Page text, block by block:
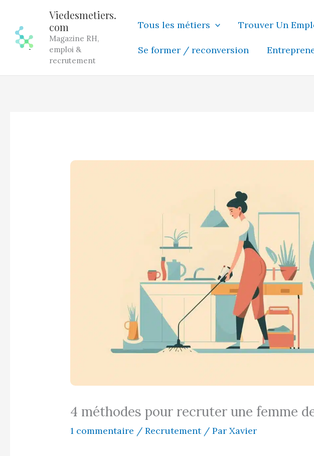
contenu
Viedesmetiers.
com
Magazine RH,
emploi &
recrutement
Tous les métiers Trouver Un
Se former / reconversion
4 méthodes pour recruter une femme
1 commentaire /Recrutement/ ParXavier